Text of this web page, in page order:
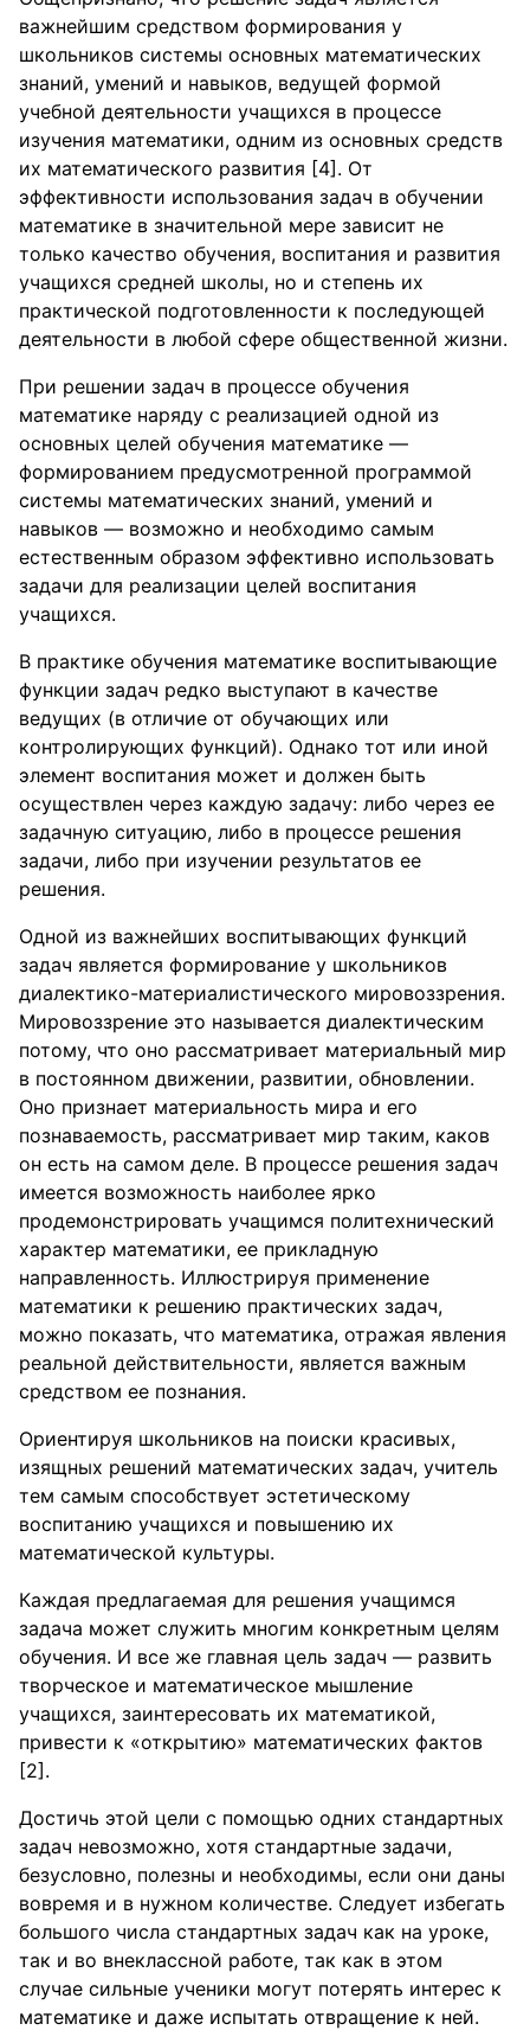
важнейшим средством формирования у
школьников системы основных математических
знаний, умений и навыков, ведущей формой
учебной деятельности учащихся в процессе
изучения математики, одним из основных средств
их математического развития [4]. От
эффективности использования задач в обучении
математике в значительной мере зависит не
только качество обучения, воспитания и развития
учащихся средней школы, но и степень их
практической подготовленности к последующей
деятельности в любой сфере общественной жизни.
При решении задач в процессе обучения
математике наряду с реализацией одной из
основных целей обучения математике —
формированием предусмотренной программой
системы математических знаний, умений и
навыков — возможно и необходимо самым
естественным образом эффективно использовать
задачи для реализации целей воспитания
учащихся.
В практике обучения математике воспитывающие
функции задач редко выступают в качестве
ведущих (в отличие от обучающих или
контролирующих функций). Однако тот или иной
элемент воспитания может и должен быть
осуществлен через каждую задачу: либо через ее
задачную ситуацию, либо в процессе решения
задачи, либо при изучении результатов ее
решения.
Одной из важнейших воспитывающих функций
задач является формирование у школьников
диалектико-материалистического мировоззрения.
Мировоззрение это называется диалектическим
потому, что оно рассматривает материальный мир
в постоянном движении, развитии, обновлении.
Оно признает материальность мира и его
познаваемость, рассматривает мир таким, каков
он есть на самом деле. В процессе решения задач
имеется возможность наиболее ярко
продемонстрировать учащимся политехнический
характер математики, ее прикладную
направленность. Иллюстрируя применение
математики к решению практических задач,
можно показать, что математика, отражая явления
реальной действительности, является важным
средством ее познания.
Ориентируя школьников на поиски красивых,
изящных решений математических задач, учитель
тем самым способствует эстетическому
воспитанию учащихся и повышению их
математической культуры.
Каждая предлагаемая для решения учащимся
задача может служить многим конкретным целям
обучения. И все же главная цель задач — развить
творческое и математическое мышление
учащихся, заинтересовать их математикой,
привести к «открытию» математических фактов
[2].
Достичь этой цели с помощью одних стандартных
задач невозможно, хотя стандартные задачи,
безусловно, полезны и необходимы, если они даны
вовремя и в нужном количестве. Следует избегать
большого числа стандартных задач как на уроке,
так и во внеклассной работе, так как в этом
случае сильные ученики могут потерять интерес к
математике и даже испытать отвращение к ней.